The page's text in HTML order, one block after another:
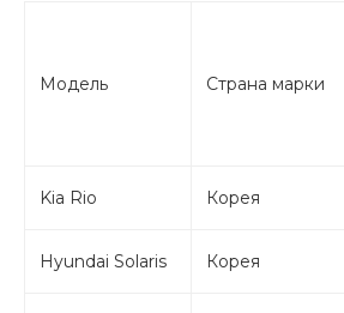
Модель Страна марки
Kia Rio Корея
Hyundai Solaris Корея